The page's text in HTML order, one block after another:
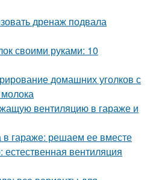
дренаж подвала
своими руками: 10
домашних уголков с
вентиляцию в гараже и
в гараже: решаем ее вместе
вентиляция